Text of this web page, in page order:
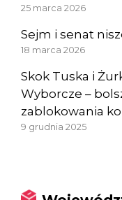
25 marca 2026
Sejm i senat
18 marca 2026
Skok Tuska i
Wyborcze –
zablokowania
9 grudnia 2025